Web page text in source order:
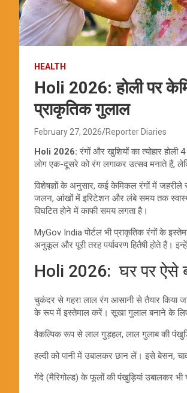
HEALTH
Holi 2026: होली पर
प्राकृतिक गुलाल
February 27, 2026 Reporter Diaries
Holi 2026: रंगों और खुशियों का त्योहार
लोग एक-दूसरे को रंग लगाकर उत्सव मनाते हैं,
विशेषज्ञों के अनुसार, कई केमिकल रंगों में
जलन, आंखों में इरिटेशन और लंबे समय तक स्वास्थ्य
विघटित होने में काफी समय लगता है।
MyGov India पोर्टल भी प्राकृतिक रंगों के
अनुकूल और पूरी तरह पर्यावरण हितैषी होते हैं।
Holi 2026: घर पर ऐसे
चुकंदर से गहरा लाल रंग आसानी से तैयार किया
के रूप में इस्तेमाल करें। सूखा गुलाल बनाने के लिए
वैकल्पिक रूप से लाल गुड़हल, लाल गुलाब की
हल्दी को पानी में उबालकर छान लें। इसे बेसन,
गेंदे (मैरिगोल्ड) के फूलों की पंखुड़ियां उबालकर भी